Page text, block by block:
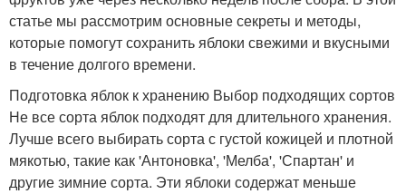
статье мы рассмотрим основные секреты и методы,
которые помогут сохранить яблоки свежими и вкусными
в течение долгого времени.
Подготовка яблок к хранению Выбор подходящих сортов
Не все сорта яблок подходят для длительного хранения.
Лучше всего выбирать сорта с густой кожицей и плотной
мякотью, такие как 'Антоновка', 'Мелба', 'Спартан' и
другие зимние сорта. Эти яблоки содержат меньше